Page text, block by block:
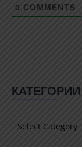
0 COMMENTS
Категории
сайта